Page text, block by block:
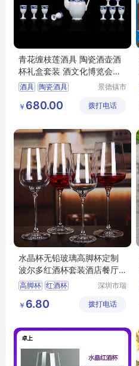
青花缠枝莲酒具 陶瓷酒壶酒
杯礼盒套装 酒文化博览会展
品
酒具 陶瓷酒具
青花酒具
景德镇市
有限公司
￥ 680.00 拨打电话
水晶杯无铅玻璃高脚杯定制
波尔多红酒杯套装酒店餐厅
葡萄酒杯
高脚杯 红酒杯
深圳市瑞
品有限公
￥ 6.80 拨打电话